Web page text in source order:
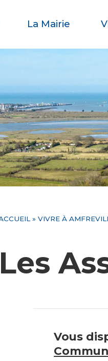
La Mairie
»VIVRE À
Les
Vous